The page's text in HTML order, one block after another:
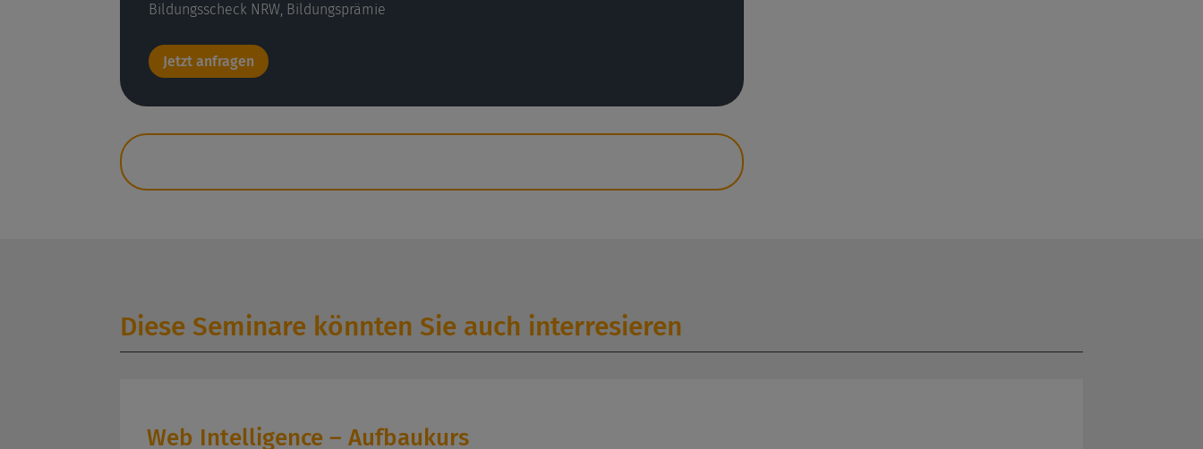
Bildungsscheck NRW, Bildungsprämie
Jetzt anfragen
Diese Seminare könnten Sie auch interresieren
Web Intelligence – Aufbaukurs